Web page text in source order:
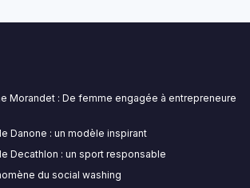
Morandet : De femme engagée à entrepreneure
Danone : un modèle inspirant
Decathlon : un sport responsable
du social washing